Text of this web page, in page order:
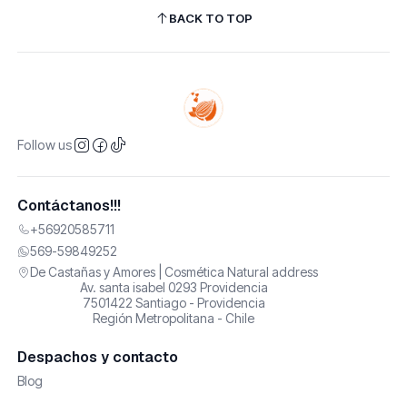
BACK TO TOP
Follow us
Contáctanos!!!
+56920585711
569-59849252
De Castañas y Amores | Cosmética Natural address
Av. santa isabel 0293 Providencia
7501422 Santiago - Providencia
Región Metropolitana - Chile
Despachos y contacto
Blog